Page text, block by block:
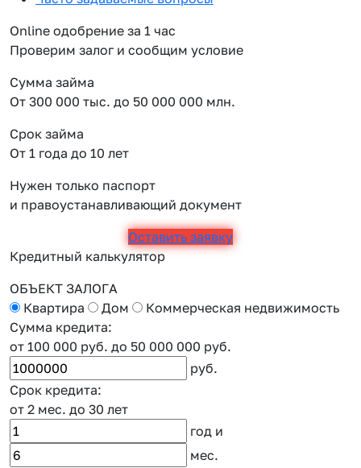
Online одобрение за 1 час
Проверим залог и сообщим условие
Сумма займа
От 300 000 тыс. до 50 000 000 млн.
Срок займа
От 1 года до 10 лет
Нужен только паспорт
и правоустанавливающий документ
Оставить заявку
Кредитный калькулятор
ОБЪЕКТ ЗАЛОГА
Квартира
Дом
Коммерческая недвижимость
Сумма кредита:
от 100 000 руб. до 50 000 000 руб.
руб.
Срок кредита:
от 2 мес. до 30 лет
год и
мес.